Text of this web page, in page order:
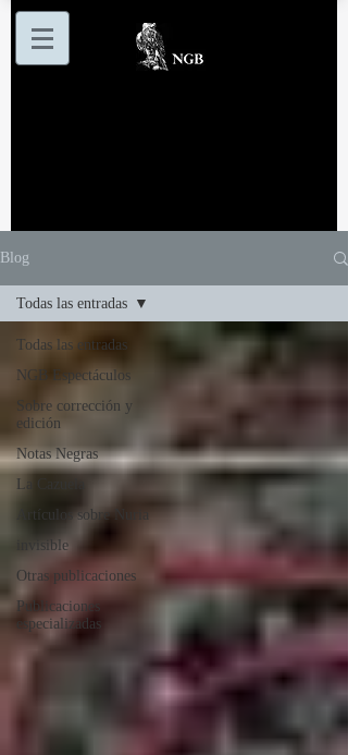
Blog
Todas las entradas
NGB Espectáculos
Sobre corrección y
edición
Notas Negras
La Cazuela
Artículos sobre Nuria
invisible
Otras publicaciones
Publicaciones
especializadas
Todas las entradas